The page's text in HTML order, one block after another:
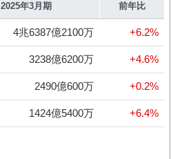
2025年3月期 前年比
4兆6387億2100万 +6.2%
3238億6200万 +4.6%
2490億600万 +0.2%
1424億5400万 +6.4%